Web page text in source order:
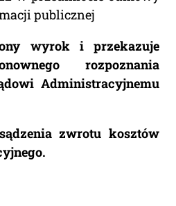
publicznej
wyrok i przekazuje
rozpoznania
Administracyjnemu
zwrotu kosztów